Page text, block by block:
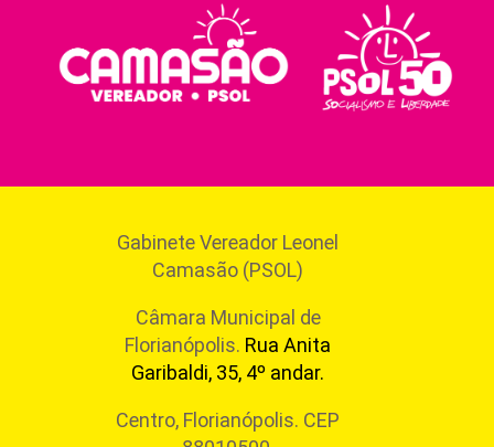
Gabinete Vereador Leonel
Camasão (PSOL)
Câmara Municipal de
Florianópolis. Rua Anita
Garibaldi, 35, 4º andar.
Centro, Florianópolis. CEP